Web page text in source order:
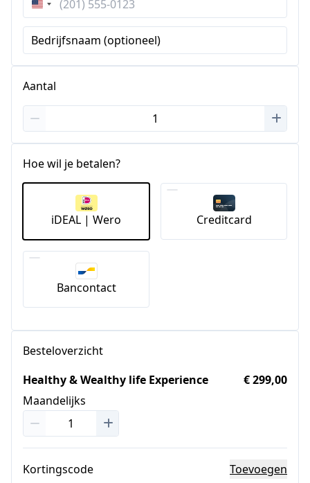
Verenigde
Staten
+1
Bedrijfsnaam (optioneel)
Aantal
Hoe wil je betalen?
iDEAL | Wero Creditcard
Bancontact
Besteloverzicht
Healthy & Wealthy life Experience
Maandelijks
€ 299,00
Kortingscode Toevoegen